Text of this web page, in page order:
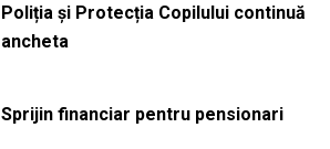
Poliția și Protecția Copilului continuă
ancheta
Sprijin financiar pentru pensionari